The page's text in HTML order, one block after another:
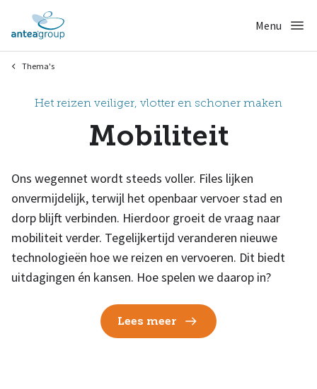
Thema's
Het reizen veiliger, vlotter en schoner maken
Mobiliteit
Ons wegennet wordt steeds voller. Files lijken
onvermijdelijk, terwijl het openbaar vervoer stad en
dorp blijft verbinden. Hierdoor groeit de vraag naar
mobiliteit verder. Tegelijkertijd veranderen nieuwe
technologieën hoe we reizen en vervoeren. Dit biedt
uitdagingen én kansen. Hoe spelen we daarop in?
Lees meer